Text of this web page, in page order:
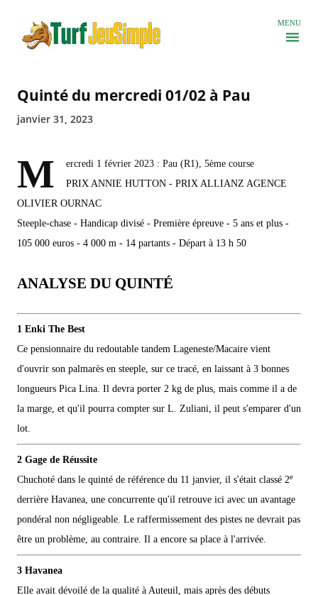
MENU
Quinté du mercredi 01/02 à Pau
janvier 31, 2023
M
ercredi 1 février 2023 : Pau (R1), 5ème course
PRIX ANNIE HUTTON - PRIX ALLIANZ AGENCE
OLIVIER OURNAC
Steeple-chase - Handicap divisé - Première épreuve - 5 ans et plus -
105 000 euros - 4 000 m - 14 partants - Départ à 13 h 50
ANALYSE DU QUINTÉ
1 Enki The Best
Ce pensionnaire du redoutable tandem Lageneste/Macaire vient
d'ouvrir son palmarès en steeple, sur ce tracé, en laissant à 3 bonnes
longueurs Pica Lina. Il devra porter 2 kg de plus, mais comme il a de
la marge, et qu'il pourra compter sur L. Zuliani, il peut s'emparer d'un
lot.
2 Gage de Réussite
Chuchoté dans le quinté de référence du 11 janvier, il s'était classé 2e
derrière Havanea, une concurrente qu'il retrouve ici avec un avantage
pondéral non négligeable. Le raffermissement des pistes ne devrait pas
être un problème, au contraire. Il a encore sa place à l'arrivée.
3 Havanea
Elle avait dévoilé de la qualité à Auteuil, mais après des débuts